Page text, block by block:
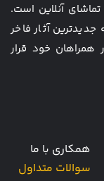
آنلاین است.
آثار فاخر
همراهان خود قرار
همکاری با ما
سوالات متداول